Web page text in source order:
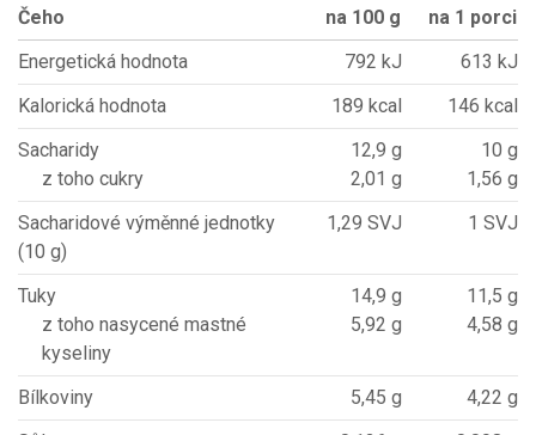
Čeho na 100 g
na 1 porci
Energetická hodnota
792 kJ
613 kJ
Kalorická hodnota
189 kcal
146 kcal
Sacharidy
z toho cukry
12,9 g
2,01 g
10 g
1,56 g
Sacharidové výměnné jednotky
(10 g)
1,29 SVJ 1 SVJ
Tuky
z toho nasycené mastné
kyseliny
14,9 g
5,92 g
11,5 g
4,58 g
Bílkoviny 5,45 g
4,22 g